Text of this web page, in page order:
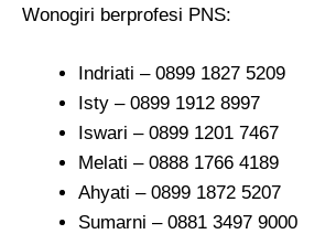
Wonogiri berprofesi PNS:
Indriati – 0899 1827 5209
Isty – 0899 1912 8997
Iswari – 0899 1201 7467
Melati – 0888 1766 4189
Ahyati – 0899 1872 5207
Sumarni – 0881 3497 9000